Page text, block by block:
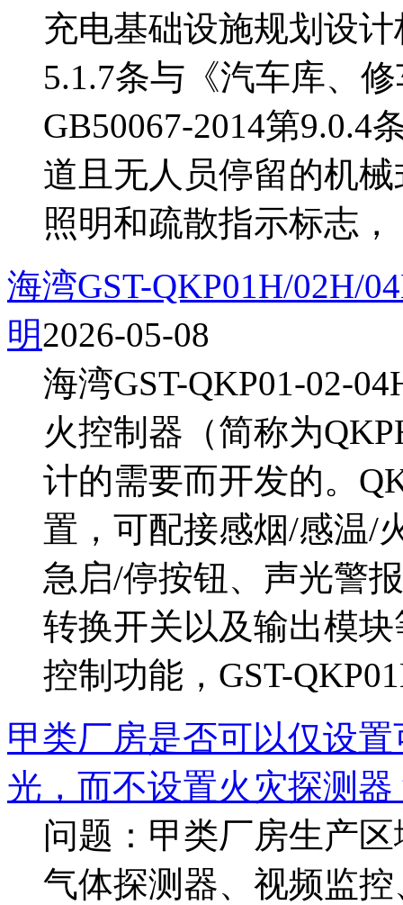
充电基础设施规划设
5.1.7条与《汽车库、
GB50067-2014第9.0.4
道且无人员停留的机
照明和疏散指示标志
海湾GST-QKP01H/02H/
明2026-05-08
海湾GST-QKP01-02-
火控制器（简称为
计的需要而开发的。
置，可配接感烟/感温/
急启/停按钮、声光警
转换开关以及输出模
控制功能，GST-
甲类厂房是否可以仅设
光，而不设置火灾探测器
问题：甲类厂房生产
气体探测器、视频监